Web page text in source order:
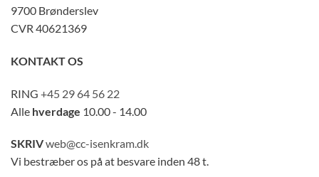
9700 Brønderslev
CVR 40621369
KONTAKT OS
RING +45 29 64 56 22
Alle hverdage 10.00 - 14.00
SKRIVweb@cc-isenkram.dk
Vi bestræber os på at besvare inden 48 t.